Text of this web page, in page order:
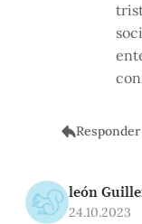
Responder
león
24.10.2023